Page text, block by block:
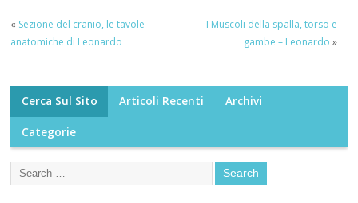
« Sezione del cranio, le tavole
anatomiche di Leonardo
I Muscoli della spalla, torso e
gambe – Leonardo »
Cerca Sul Sito Articoli Recenti Archivi
Categorie